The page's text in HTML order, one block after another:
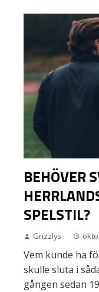
BEHÖVER
SPELSTIL?
Grizzlys
Vem kunde ha
skulle sluta i
gången sedan